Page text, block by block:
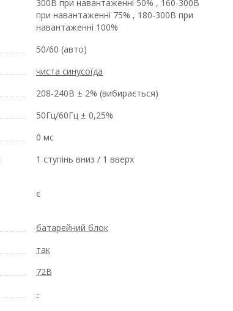
300В при навантаженні 50% , 160-300В
при навантаженні 75% , 180-300В при
навантаженні 100%
50/60 (авто)
чиста синусоїда
208-240В ± 2% (вибирається)
50Гц/60Гц ± 0,25%
0 мс
1 ступінь вниз / 1 вверх
є
батарейний блок
так
72В
-